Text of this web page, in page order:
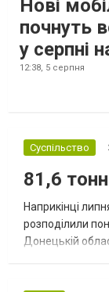
Нові
почнуть
у серпні
12:38, 5 серпня
Суспільство
81,6
Наприкінці
розподілили
Донецькій